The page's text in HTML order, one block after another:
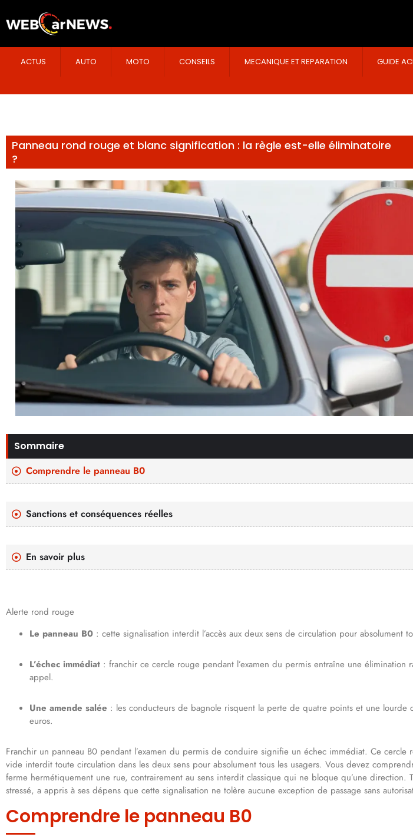
ACTUS AUTO MOTO CONSEILS MECANIQUE ET REPARATION GUIDE
Panneau rond rouge et blanc signification : la règle est-elle éliminatoire
?
Sommaire
Comprendre le panneau B0
Sanctions et conséquences réelles
En savoir plus
Alerte rond rouge
Le panneau B0 : cette signalisation interdit l’accès aux deux sens de circulation pour absolument
L’échec immédiat : franchir ce cercle rouge pendant l’examen du permis entraîne une élimination
appel.
Une amende salée : les conducteurs de bagnole risquent la perte de quatre points et une lourde
euros.
Franchir un panneau B0 pendant l’examen du permis de conduire signifie un échec immédiat. Ce cercle
vide interdit toute circulation dans les deux sens pour absolument tous les usagers. Vous devez
ferme hermétiquement une rue, contrairement au sens interdit classique qui ne bloque qu’une direction.
stressé, a appris à ses dépens que cette signalisation ne tolère aucune exception de passage sans
Comprendre le panneau B0